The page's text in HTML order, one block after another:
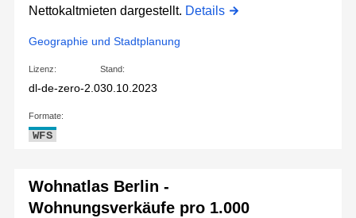
Nettokaltmieten dargestellt. Details
Geographie und Stadtplanung
Lizenz:
dl-de-zero-2.0
Stand:
30.10.2023
Formate:
WFS
Wohnatlas Berlin -
Wohnungsverkäufe pro 1.000